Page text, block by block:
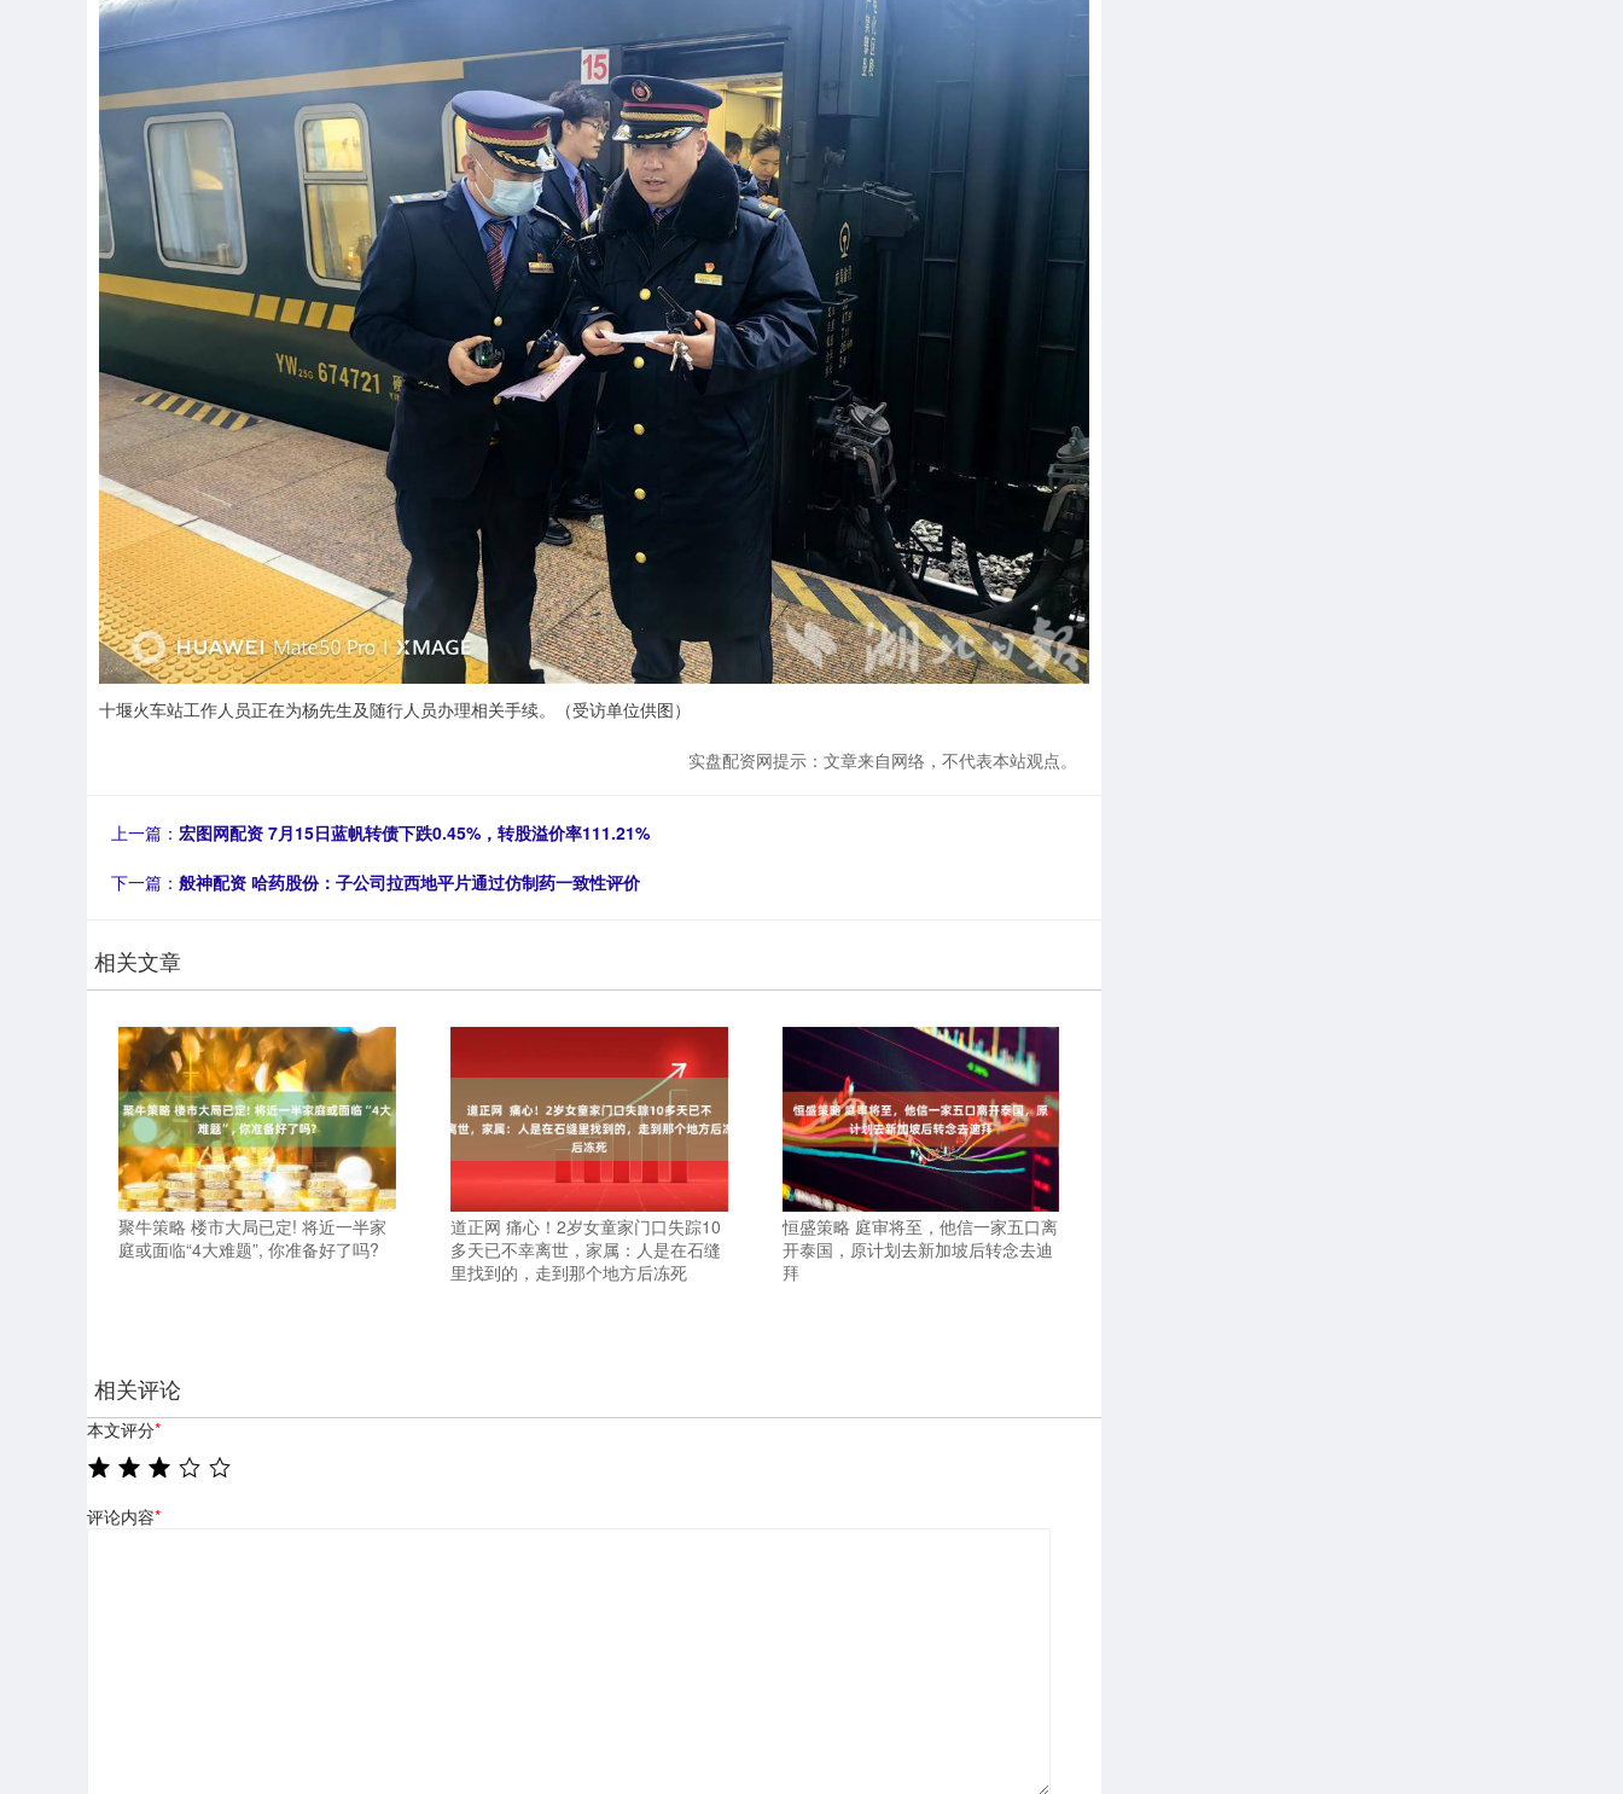
十堰火车站工作人员正在为杨先生及随行人员办理相关手续。（受访单位供图）
实盘配资网提示：文章来自网络，不代表本站观点。
上一篇： 宏图网配资 7月15日蓝帆转债下跌0.45%，转股溢价率111.21%
下一篇： 般神配资 哈药股份：子公司拉西地平片通过仿制药一致性评价
相关文章
聚牛策略 楼市大局已定! 将近一半家
庭或面临“4大难题”, 你准备好了吗?
道正网 痛心！2岁女童家门口失踪10
多天已不幸离世，家属：人是在石缝
里找到的，走到那个地方后冻死
恒盛策略 庭审将至，他信一家五口离
开泰国，原计划去新加坡后转念去迪
拜
相关评论
本文评分*
评论内容*